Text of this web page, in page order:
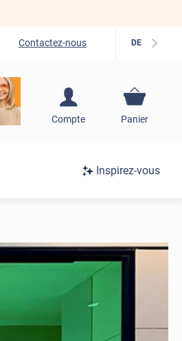
Contactez-nous DE
Compte
S'inscrire / Se
Panier
Inspirez-vous